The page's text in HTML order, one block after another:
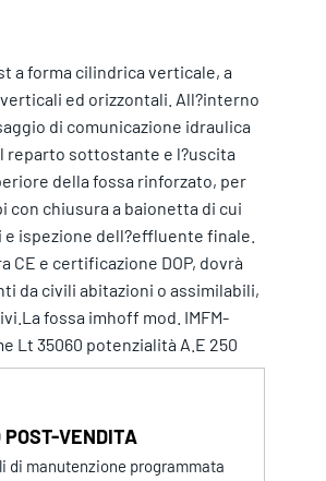
a forma cilindrica verticale, a
ed orizzontali. All?interno
di comunicazione idraulica
reparto sottostante e l?uscita
della fossa rinforzato, per
con chiusura a baionetta di cui
ispezione dell?effluente finale.
CE e certificazione DOP, dovrà
da civili abitazioni o assimilabili,
fossa imhoff mod. IMFM-
Lt 35060 potenzialità A.E 250
POST-VENDITA
di manutenzione programmata